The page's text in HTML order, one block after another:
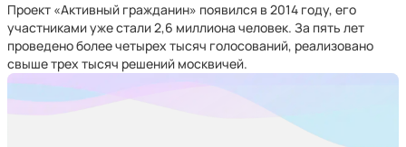
Проект «Активный гражданин» появился в 2014 году, его
участниками уже стали 2,6 миллиона человек. За пять лет
проведено более четырех тысяч голосований, реализовано
свыше трех тысяч решений москвичей.